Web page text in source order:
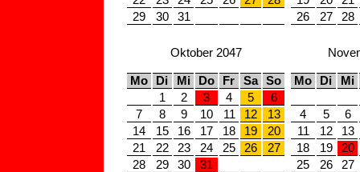
29
30 31
26
27 28
Oktober 2047
Mo Di Mi Do Fr Sa
So
1
2 3 4 5
6
7
8 9 10 11 12
13
14
15 16 17 18 19
20
21
22 23 24 25 26
27
28
29 30 31
Mo Di Mi
4 5
6
11
12
13
18
19
20
25
26 27